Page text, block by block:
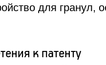
для
к патенту